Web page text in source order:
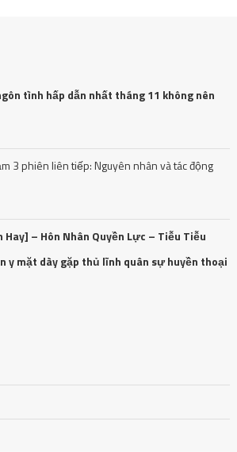
tình hấp dẫn nhất tháng 11 không nên
3 phiên liên tiếp: Nguyên nhân và tác động
– Hôn Nhân Quyền Lực – Tiễu Tiễu
y mặt dày gặp thủ lĩnh quân sự huyền thoại